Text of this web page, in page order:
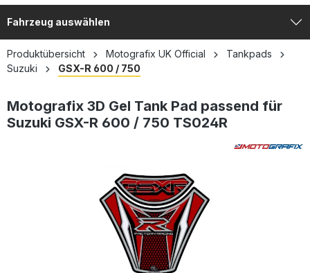
Fahrzeug auswählen
Produktübersicht Motografix UK Official
Tankpads
Suzuki
GSX-R 600 / 750
Motografix 3D Gel Tank Pad passend für
Suzuki GSX-R 600 / 750 TS024R
Bildergalerie überspringen